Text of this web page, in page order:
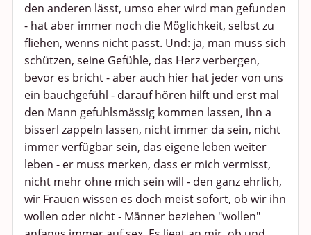
den anderen lässt, umso eher wird man gefunden
- hat aber immer noch die Möglichkeit, selbst zu
fliehen, wenns nicht passt. Und: ja, man muss sich
schützen, seine Gefühle, das Herz verbergen,
bevor es bricht - aber auch hier hat jeder von uns
ein bauchgefühl - darauf hören hilft und erst mal
den Mann gefuhlsmässig kommen lassen, ihn a
bisserl zappeln lassen, nicht immer da sein, nicht
immer verfügbar sein, das eigene leben weiter
leben - er muss merken, dass er mich vermisst,
nicht mehr ohne mich sein will - den ganz ehrlich,
wir Frauen wissen es doch meist sofort, ob wir ihn
wollen oder nicht - Männer beziehen "wollen"